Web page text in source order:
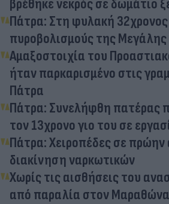
βρέθηκε νεκρός σε δωμάτιο
Πάτρα: Στη φυλακή 32χρονος
πυροβολισμούς της Μεγάλης
Αμαξοστοιχία του
ήταν παρκαρισμένο στις
Πάτρα
Πάτρα: Συνελήφθη πατέρας
τον 13χρονο γιο του σε
Πάτρα: Χειροπέδες σε πρώην
διακίνηση ναρκωτικών
Χωρίς τις αισθήσεις του
από παραλία στον Μαραθώνα